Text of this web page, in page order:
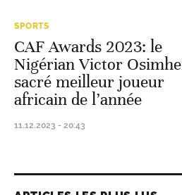
SPORTS
CAF Awards 2023: le
Nigérian Victor
sacré meilleur joueur
africain de l’année
11.12.2023 - 20:43